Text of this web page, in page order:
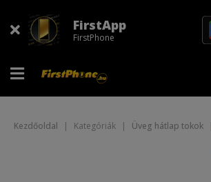
FirstApp
FirstPhone
Kezdőoldal | Kategóriák | Üveg hátlap tokok